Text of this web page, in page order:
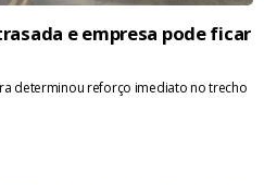
e empresa pode ficar
determinou reforço imediato no trecho